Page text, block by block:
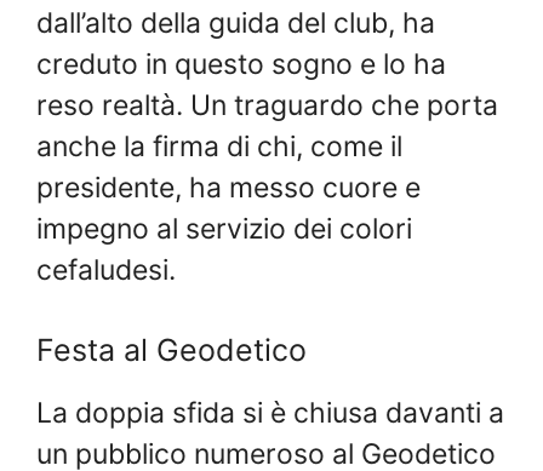
dall’alto della guida del club, ha
creduto in questo sogno e lo ha
reso realtà. Un traguardo che porta
anche la firma di chi, come il
presidente, ha messo cuore e
impegno al servizio dei colori
cefaludesi.
Festa al Geodetico
La doppia sfida si è chiusa davanti a
un pubblico numeroso al Geodetico